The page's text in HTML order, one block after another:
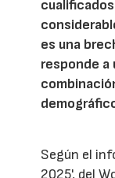
es una
responde a
Según el
2025', del